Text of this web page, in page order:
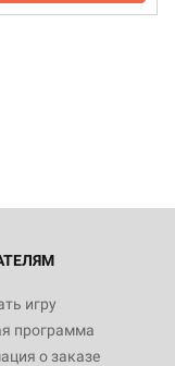
игру
программа
о заказе